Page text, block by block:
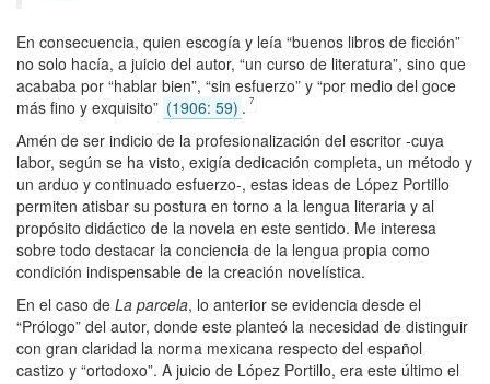
En consecuencia, quien escogía y leía “buenos libros de ficción”
no solo hacía, a juicio del autor, “un curso de literatura”, sino que
acababa por “hablar bien”, “sin esfuerzo” y “por medio del goce
más fino y exquisito” (1906: 59) . 7
Amén de ser indicio de la profesionalización del escritor -cuya
labor, según se ha visto, exigía dedicación completa, un método y
un arduo y continuado esfuerzo-, estas ideas de López Portillo
permiten atisbar su postura en torno a la lengua literaria y al
propósito didáctico de la novela en este sentido. Me interesa
sobre todo destacar la conciencia de la lengua propia como
condición indispensable de la creación novelística.
En el caso de La parcela, lo anterior se evidencia desde el
“Prólogo” del autor, donde este planteó la necesidad de distinguir
con gran claridad la norma mexicana respecto del español
castizo y “ortodoxo”. A juicio de López Portillo, era este último el